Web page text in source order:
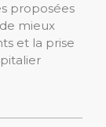
proposées
mieux
et la prise